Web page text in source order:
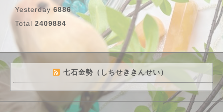
Yesterday 6886
Total 2409884
七石金勢（しちせききんせい）